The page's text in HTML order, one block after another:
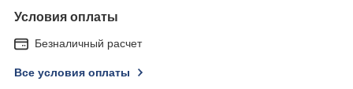
Условия оплаты
Безналичный расчет
Все условия оплаты